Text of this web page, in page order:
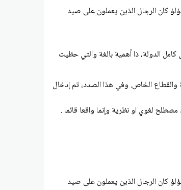
كان الرجال الذين يعملون على صيد
بتأسيس جمعية المرأة الظبيانية في عام 1973م ومن ثم الاتحاد النسائي العام في عام 1975م الذي يشمل كامل الدولة، ذا أهمية بالغة والتي حظيت
والقطاع الخاص. وفي هذا الصدد، تم إدخال
لغوي او نظرية وإنما واقعا قائما .
كان الرجال الذين يعملون على صيد